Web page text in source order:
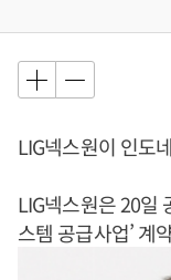
LIG넥스원이 인도
LIG넥스원은 20일
스템 공급사업’ 계